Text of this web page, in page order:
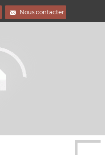
Nous contacter